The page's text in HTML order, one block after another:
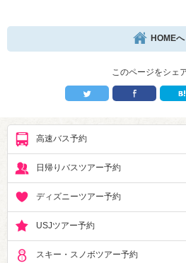
HOMEへ
このページをシェ
高速バス予約
日帰りバスツアー予約
ディズニーツアー予約
USJツアー予約
スキー・スノボツアー予約